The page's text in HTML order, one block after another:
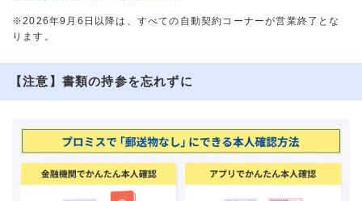
※2026年9月6日以降は、すべての自動契約コーナーが営業終了とな
ります。
【注意】書類の持参を忘れずに